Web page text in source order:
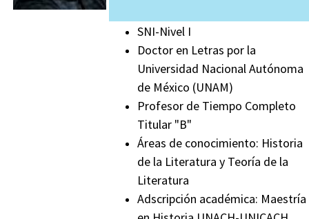
SNI-Nivel I
Doctor en Letras por la
Universidad Nacional Autónoma
de México (UNAM)
Profesor de Tiempo Completo
Titular "B"
Áreas de conocimiento: Historia
de la Literatura y Teoría de la
Literatura
Adscripción académica: Maestría